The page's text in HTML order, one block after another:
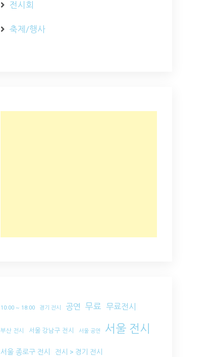
전시회
축제/행사
10:00 ~ 18:00 경기 전시 공연 무료 무료전시
부산 전시 서울 강남구 전시 서울 공연 서울 전시
서울 종로구 전시 전시 > 경기 전시